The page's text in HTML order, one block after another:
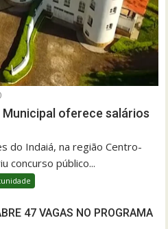
oferece salários
do Indaiá, na região Centro-
concurso público...
47 VAGAS NO PROGRAMA